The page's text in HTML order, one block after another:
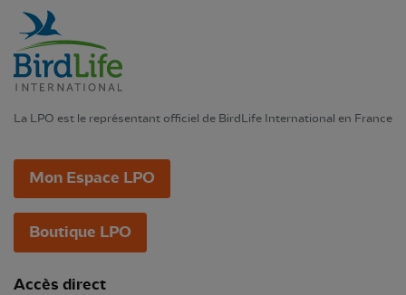
La LPO est le représentant officiel de BirdLife International en France
Mon Espace LPO
Boutique LPO
Accès direct